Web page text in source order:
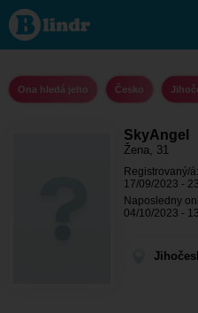
SkyAngel
- Ona
hledá
jeho
kraj -
Adamov
Ona hledá jeho Česko
SkyAngel
Žena, 31
Registrovaný/á:
17/09/2023 -
Naposledny
04/10/2023 -